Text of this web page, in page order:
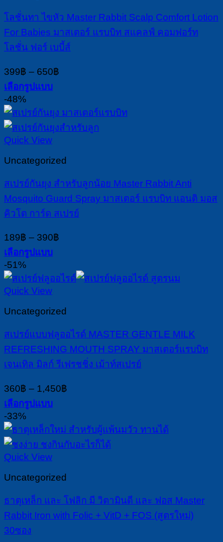
options
may
be
chosen
the
product
page
โลชั่นทา ไขหัว Master Rabbit Scalp Comfort Lotion
For Babies มาสเตอร์ แรบบิท สแคลฟ์ คอมฟอร์ท
โลชั่น ฟอร์ เบบี้ส์
399฿ – 650฿
650฿
เลือกรูปแบบ
This
product
has
multiple
variants.
options
be
chosen
on
the
page
-48%
Quick View
Uncategorized
สเปรย์กันยุง สำหรับลูกน้อย Master Rabbit Anti
Mosquito Guard Spray มาสเตอร์ แรบบิท แอนติ มอส
คิวโต การ์ด สเปรย์
189฿ – 390฿
through
390฿
เลือกรูปแบบ
This
product
has
multiple
variants.
options
may
be
chosen
the
product
page
-51%
Quick View
Uncategorized
สเปรย์แบบฟลูออไรด์ MASTER GENTLE MILK
REFRESHING MOUTH SPRAY มาสเตอร์แรบบิท
เจนเทิล มิลก์ รีเฟรชชิ่ง เม้าท์สเปรย์
360฿ – 1,450฿
through
1,450฿
เลือกรูปแบบ
This
product
has
multiple
variants.
options
be
chosen
on
the
-33%
Quick View
Uncategorized
ธาตุเหล็ก และ โฟลิก มี วิตามินดี และ ฟอส Master
Rabbit Iron with Folic + VitD + FOS (สูตรใหม่)
30ซอง